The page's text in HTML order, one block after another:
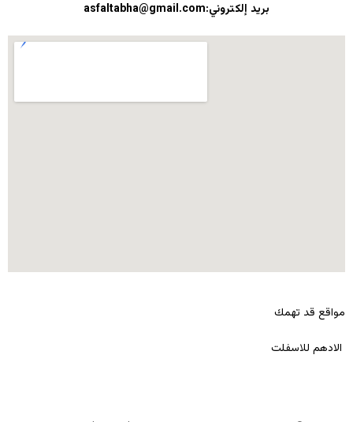
بريد إلكتروني:asfaltabha@gmail.com
مواقع قد تهمك
الادهم للاسفلت